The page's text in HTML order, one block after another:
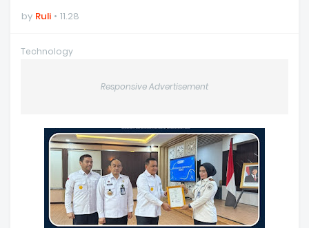
by Ruli 11.28
Technology
Responsive Advertisement